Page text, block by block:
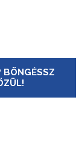
BÖNGÉSSZ